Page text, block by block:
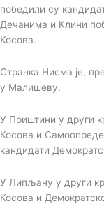
победили су
Дечанима и Клини
Косова.
Странка Нисма је,
у Малишеву.
У Приштини у други
Косова и
кандидати
У Липљану у други
Косова и